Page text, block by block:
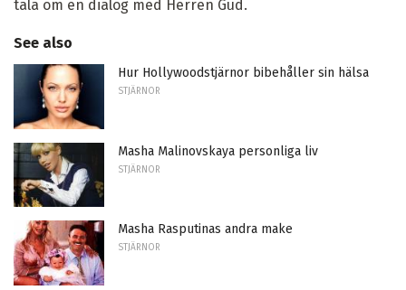
tala om en dialog med Herren Gud.
See also
Hur Hollywoodstjärnor bibehåller sin hälsa
STJÄRNOR
Masha Malinovskaya personliga liv
STJÄRNOR
Masha Rasputinas andra make
STJÄRNOR